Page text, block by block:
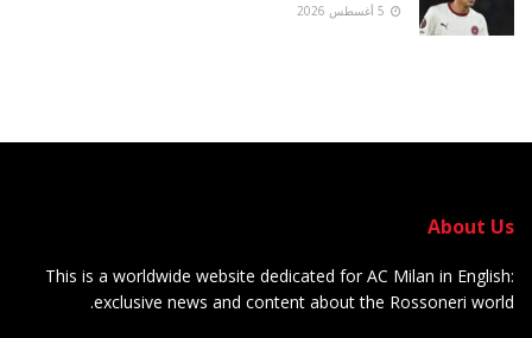
About Us
This is a worldwide website dedicated for AC Milan in English:
exclusive news and content about the Rossoneri world.